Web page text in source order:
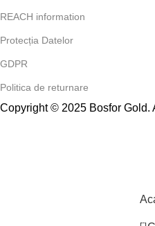
REACH information
Protecția Datelor
GDPR
Politica de returnare
Copyright © 2025 Bosfor Gold.
0